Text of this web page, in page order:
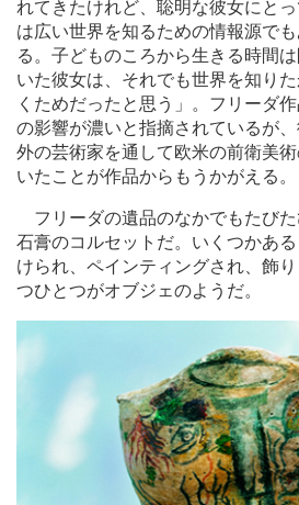
れてきたけれど、聡明な彼女にと
は広い世界を知るための情報源で
る。子どものころから生きる時間
いた彼女は、それでも世界を知り
くためだったと思う」。フリーダ
の影響が濃いと指摘されているが
外の芸術家を通して欧米の前衛美
いたことが作品からもうかがえる。
フリーダの遺品のなかでもたび
石膏のコルセットだ。いくつかあ
けられ、ペインティングされ、飾
つひとつがオブジェのようだ。